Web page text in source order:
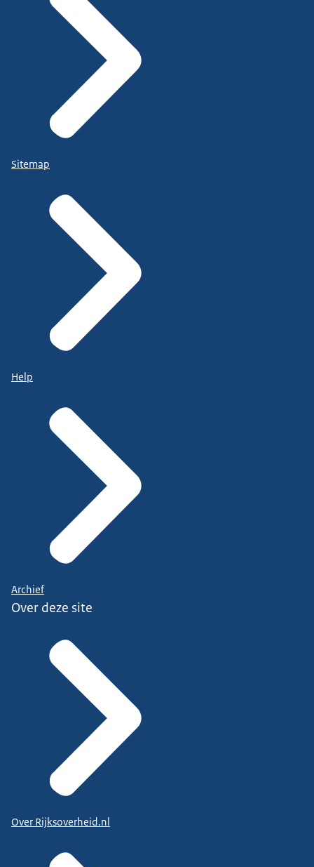
Sitemap
Help
Archief
Over deze site
Over Rijksoverheid.nl